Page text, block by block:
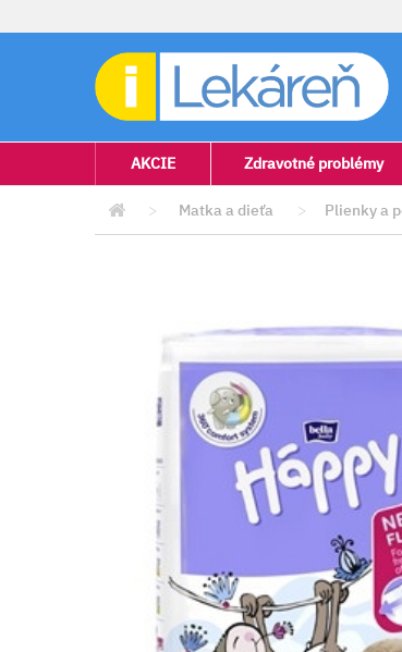
AKCIE Zdravotné problémy
> Matka a dieťa > Plienky a